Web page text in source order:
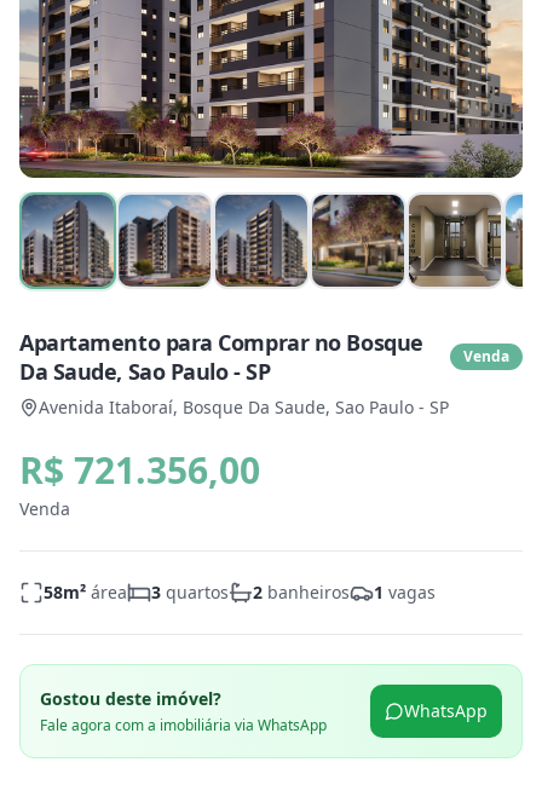
Apartamento para Comprar no Bosque
Da Saude, Sao Paulo - SP
Venda
Avenida Itaboraí, Bosque Da Saude, Sao Paulo - SP
R$ 721.356,00
Venda
58m² área 3 quartos 2 banheiros 1 vagas
Gostou deste imóvel?
Fale agora com a imobiliária via WhatsApp
WhatsApp